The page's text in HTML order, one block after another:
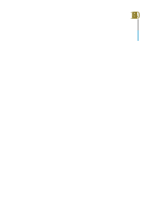
1
2
3
4
5
6
7
8
9
10